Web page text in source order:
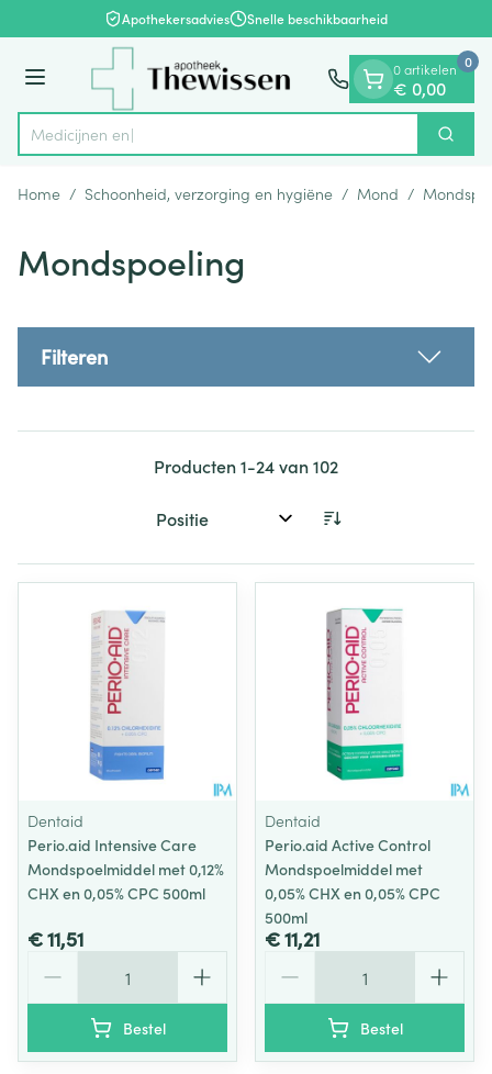
Ga naar de inhoudApothekersadvies Snelle beschikbaarheid
Menu
Product, merk, categorie... Zoek
0 artikelen
€ 0,00
0
Home / Schoonheid, verzorging en hygiëne / Mond /
Mondspoeling
Filteren
Producten1-24van102
Sorteer op:
Dentaid
Perio.aid Intensive Care
Mondspoelmiddel met 0,12%
CHX en 0,05% CPC 500ml
€ 11,51
Bestel
Dentaid
Perio.aid Active Control
Mondspoelmiddel met
0,05% CHX en 0,05% CPC
500ml
€ 11,21
Bestel